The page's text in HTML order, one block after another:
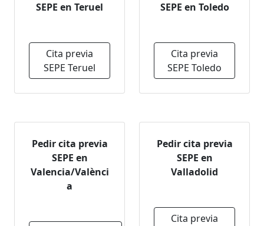
SEPE en Teruel
Cita previa
SEPE Teruel
SEPE en Toledo
Cita previa
SEPE Toledo
Pedir cita previa
SEPE en
Valencia/Valènci
a
Pedir cita previa
SEPE en
Valladolid
Cita previa